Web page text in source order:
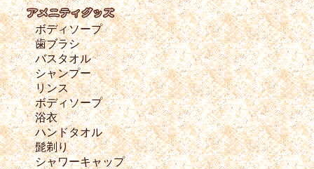
ボディソープ
歯ブラシ
バスタオル
シャンプー
リンス
ボディソープ
浴衣
ハンドタオル
髭剃り
シャワーキャップ